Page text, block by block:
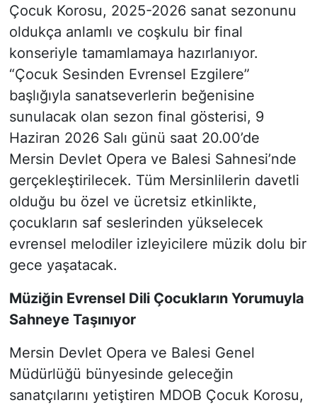
Çocuk Korosu, 2025-2026 sanat sezonunu
oldukça anlamlı ve coşkulu bir final
konseriyle tamamlamaya hazırlanıyor.
“Çocuk Sesinden Evrensel Ezgilere”
başlığıyla sanatseverlerin beğenisine
sunulacak olan sezon final gösterisi, 9
Haziran 2026 Salı günü saat 20.00’de
Mersin Devlet Opera ve Balesi Sahnesi’nde
gerçekleştirilecek. Tüm Mersinlilerin davetli
olduğu bu özel ve ücretsiz etkinlikte,
çocukların saf seslerinden yükselecek
evrensel melodiler izleyicilere müzik dolu bir
gece yaşatacak.
Müziğin Evrensel Dili Çocukların Yorumuyla
Sahneye Taşınıyor
Mersin Devlet Opera ve Balesi Genel
Müdürlüğü bünyesinde geleceğin
sanatçılarını yetiştiren MDOB Çocuk Korosu,